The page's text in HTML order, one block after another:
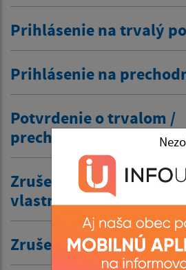
Prihlásenie na trvalý
Prihlásenie na
Potvrdenie o trvalom /
prechodnom pobyte
Zrušenie trvalého
vlastníka budovy
Zrušenie prechodného